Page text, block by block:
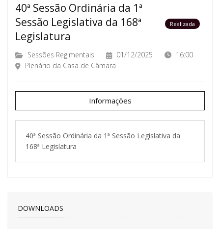
40ª Sessão Ordinária da 1ª
Sessão Legislativa da 168ª
Legislatura
Realizada
Sessões Regimentais 01/12/2025
16:00
Plenário da Casa de Câmara
Informações
40ª Sessão Ordinária da 1ª Sessão Legislativa da
168ª Legislatura
DOWNLOADS